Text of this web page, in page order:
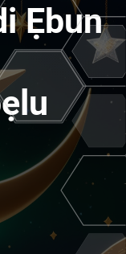
Ẹbun